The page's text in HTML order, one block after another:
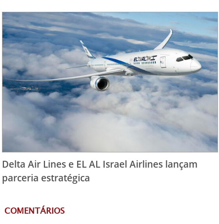
Delta Air Lines e EL AL Israel Airlines lançam
parceria estratégica
COMENTÁRIOS